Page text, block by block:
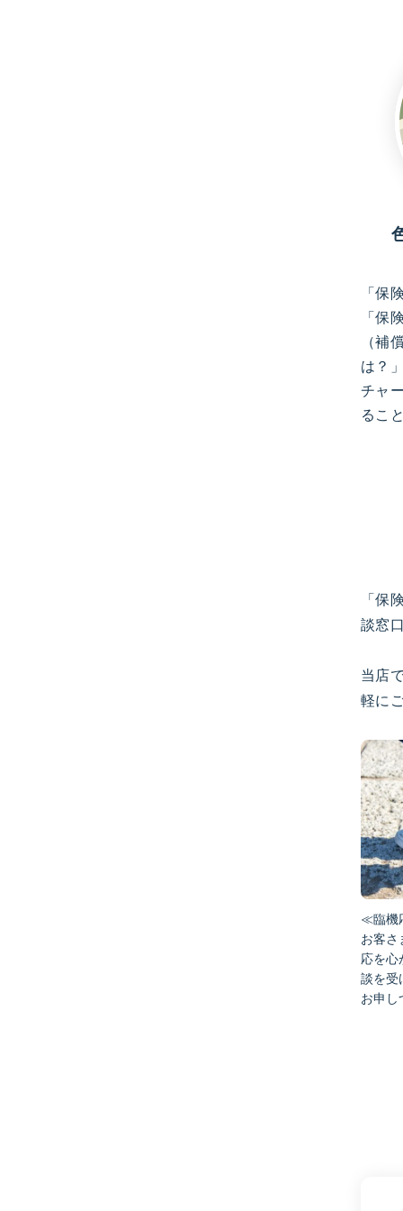
「保
「保
（補
は？
チャ
るこ
「保
談窓
当店
軽に
≪臨機
お客さ
応を心
談を受
お申し